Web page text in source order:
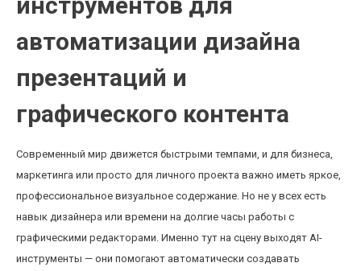
автоматизации дизайна
презентаций и
графического контента
Современный мир движется быстрыми темпами, и для бизнеса,
маркетинга или просто для личного проекта важно иметь яркое,
профессиональное визуальное содержание. Но не у всех есть
навык дизайнера или времени на долгие часы работы с
графическими редакторами. Именно тут на сцену выходят AI-
инструменты — они помогают автоматически создавать